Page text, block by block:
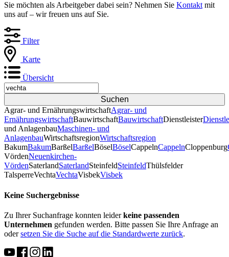
Sie möchten als Arbeitgeber dabei sein? Nehmen Sie Kontakt mit
uns auf – wir freuen uns auf Sie.
Filter
Karte
Übersicht
Agrar- und ErnährungswirtschaftAgrar- und
ErnährungswirtschaftBauwirtschaftBauwirtschaftDienstleister
und AnlagenbauMaschinen- und
AnlagenbauWirtschaftsregionWirtschaftsregion
BakumBakumBarßelBarßelBöselBöselCappelnCappelnCloppenburg
VördenNeuenkirchen-
VördenSaterlandSaterlandSteinfeldSteinfeldThülsfelder
TalsperreVechtaVechtaVisbekVisbek
Keine Suchergebnisse
Zu Ihrer Suchanfrage konnten leiderkeine passenden
Unternehmen gefunden werden. Bitte passen Sie Ihre Anfrage an
odersetzen Sie die Suche auf die Standardwerte zurück.